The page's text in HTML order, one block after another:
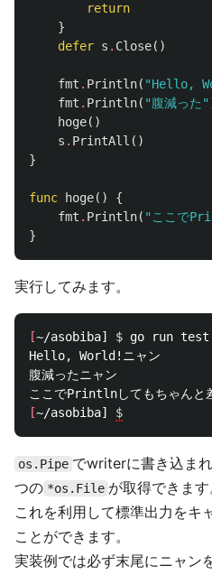
return
}
defer s . Close()
fmt . Println( "Hello,
fmt . Println( "腹減った"
hoge()
s . PrintAll ()
}
func hoge()
{
fmt . Println( "ここで
}
実行してみます。
[~/asobiba] $ go run
Hello, World!ニャン
腹減ったニャン
[~/asobiba] $
os.Pipe でwriterに書き込ま
つの *os.File が取得できます
これを利用して標準出力をキ
ことができます。
実装例では必ず末尾にニャン